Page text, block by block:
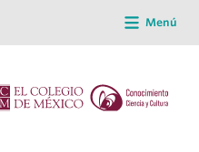
Menú